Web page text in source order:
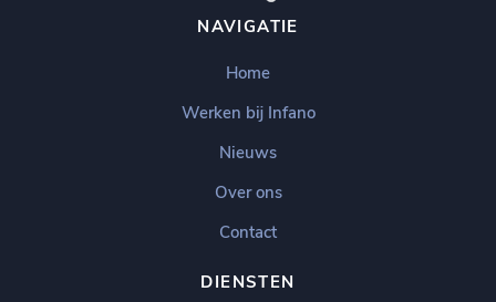
NAVIGATIE
Home
Werken bij Infano
Nieuws
Over ons
Contact
DIENSTEN